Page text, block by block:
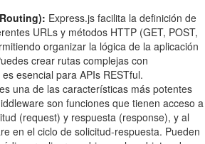
Express.js facilita la definición de
URLs y métodos HTTP (GET, POST,
organizar la lógica de la aplicación
crear rutas complejas con
esencial para APIs RESTful.
una de las características más potentes
son funciones que tienen acceso a
(request) y respuesta (response), y al
en el ciclo de solicitud-respuesta. Pueden